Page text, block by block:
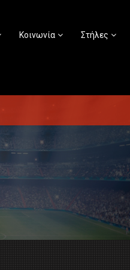
Κοινωνία Στήλες